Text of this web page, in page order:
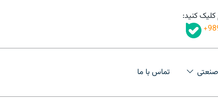
کلیک کنید:
تماس با ما